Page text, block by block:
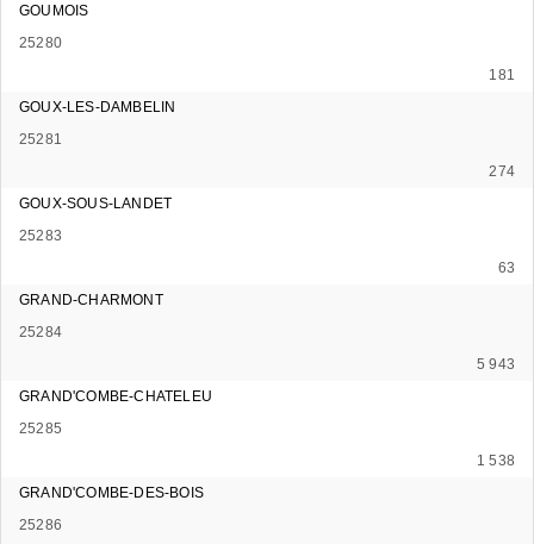
GOUMOIS
25280
181
GOUX-LES-DAMBELIN
25281
274
GOUX-SOUS-LANDET
25283
63
GRAND-CHARMONT
25284
5 943
GRAND'COMBE-CHATELEU
25285
1 538
GRAND'COMBE-DES-BOIS
25286